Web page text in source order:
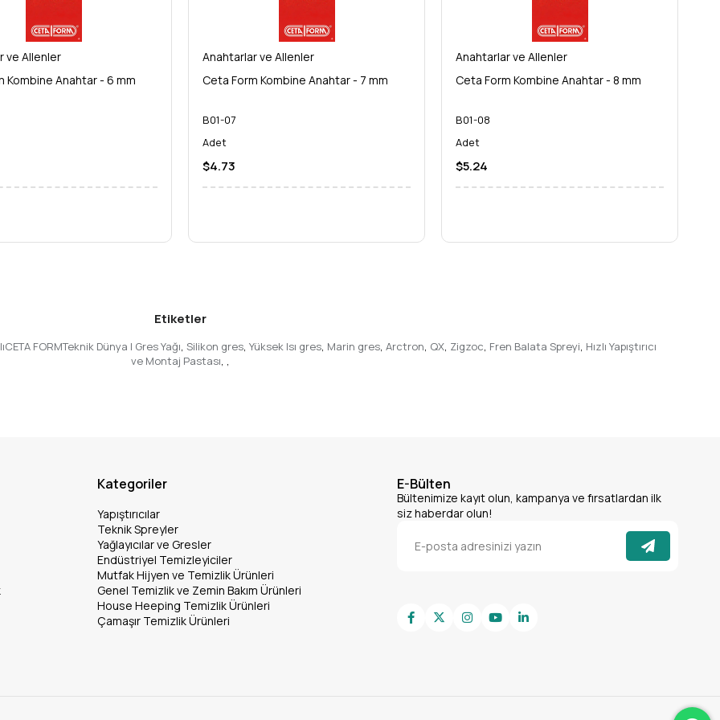
(CrV) Çelik
özel kaplama (genellikle fosfat kaplı veya karartılmış)
Form Topbaşlı L Allen Anahtar (Uzun Tip) - 10 mm** ile işlerinizde devrim yaratın. Zaman kaybetmeden, daha az
anahtar sadece bir alet değil, projenize yaptığınız bir yatırımdır. Uzun ömürlü kullanımı ve sunduğu pratik çözümlerle, kısa
ekleyin ve Ceta Form kalitesini fark edin!
ve Allenler
Kombine Anahtar - 6 mm
Anahtarlar ve Allenler
Ceta Form Kombine Anahtar - 7 mm
B01-07
Adet
$4.73
Anahtarlar ve Allenler
Ceta Form Kombine Anahtar - 8 mm
B01-08
Adet
$5.24
Etiketler
FORMTeknik Dünya | Gres Yağı, Silikon gres, Yüksek Isı gres, Marin gres, Arctron, QX, Zigzoc, Fren Balata Spreyi, Hızlı Yapıştırıcı
ve Montaj Pastası, ,
Kategoriler
Yapıştırıcılar
Teknik Spreyler
Yağlayıcılar ve Gresler
Endüstriyel Temizleyiciler
Mutfak Hijyen ve Temizlik Ürünleri
Genel Temizlik ve Zemin Bakım Ürünleri
House Heeping Temizlik Ürünleri
Çamaşır Temizlik Ürünleri
E-Bülten
Bültenimize kayıt olun, kampanya ve fırsatlardan ilk
siz haberdar olun!